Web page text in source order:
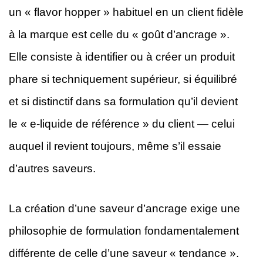
un « flavor hopper » habituel en un client fidèle
à la marque est celle du « goût d’ancrage ».
Elle consiste à identifier ou à créer un produit
phare si techniquement supérieur, si équilibré
et si distinctif dans sa formulation qu’il devient
le « e-liquide de référence » du client — celui
auquel il revient toujours, même s’il essaie
d’autres saveurs.
La création d’une saveur d’ancrage exige une
philosophie de formulation fondamentalement
différente de celle d’une saveur « tendance ».